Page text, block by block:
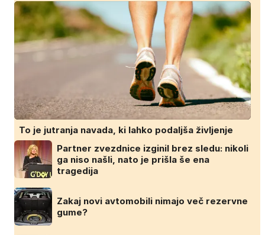
To je jutranja navada, ki lahko podaljša življenje
Partner zvezdnice izginil brez sledu: nikoli
ga niso našli, nato je prišla še ena
tragedija
Zakaj novi avtomobili nimajo več rezervne
gume?